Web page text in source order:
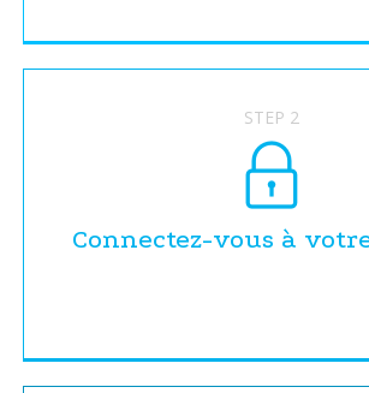
STEP 2
Connectez-vous à